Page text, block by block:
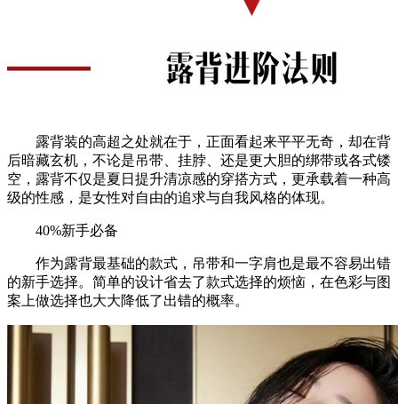
露背装的高超之处就在于，正面看起来平平无奇，却在背
后暗藏玄机，不论是吊带、挂脖、还是更大胆的绑带或各式镂
空，露背不仅是夏日提升清凉感的穿搭方式，更承载着一种高
级的性感，是女性对自由的追求与自我风格的体现。
40%新手必备
作为露背最基础的款式，吊带和一字肩也是最不容易出错
的新手选择。简单的设计省去了款式选择的烦恼，在色彩与图
案上做选择也大大降低了出错的概率。